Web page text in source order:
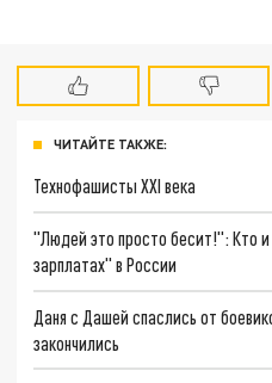
ЧИТАЙТЕ ТАКЖЕ:
Технофашисты XXI века
"Людей это просто бесит!": Кто
зарплатах" в России
Даня с Дашей спаслись от
закончились